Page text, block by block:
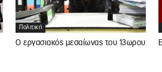
Πολιτική
Ο εργασιακός μεσαίωνας του 13ωρου